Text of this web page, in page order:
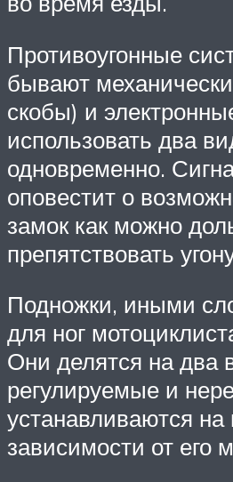
Противоугонные
бывают
скобы) и
использовать два
одновременно.
оповестит о
замок как можно
препятствовать
Подножки, иными
для ног
Они делятся на два
регулируемые и
устанавливаются на
зависимости от его